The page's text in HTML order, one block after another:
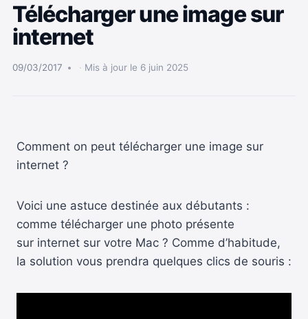
Télécharger une image sur
internet
09/03/2017 Mis à jour le 6 juin 2025
Comment on peut télécharger une image sur
internet ?
Voici une astuce destinée aux débutants :
comme télécharger une photo présente
sur internet sur votre Mac ? Comme d’habitude,
la solution vous prendra quelques clics de souris :